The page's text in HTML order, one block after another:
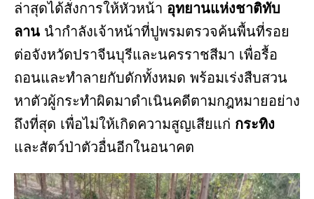
ล่าสุดได้สั่งการให้หัวหน้า อุทยานแห่งชาติทับ
ลาน นำกำลังเจ้าหน้าที่ปูพรมตรวจค้นพื้นที่รอย
ต่อจังหวัดปราจีนบุรีและนครราชสีมา เพื่อรื้อ
ถอนและทำลายกับดักทั้งหมด พร้อมเร่งสืบสวน
หาตัวผู้กระทำผิดมาดำเนินคดีตามกฎหมายอย่าง
ถึงที่สุด เพื่อไม่ให้เกิดความสูญเสียแก่ กระทิง
และสัตว์ป่าตัวอื่นอีกในอนาคต